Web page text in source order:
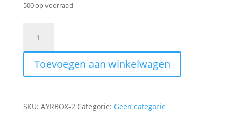
500 op voorraad
Round
pakket
2
Toevoegen aan winkelwagen
SKU: AYRBOX-2 Categorie: Geen categorie